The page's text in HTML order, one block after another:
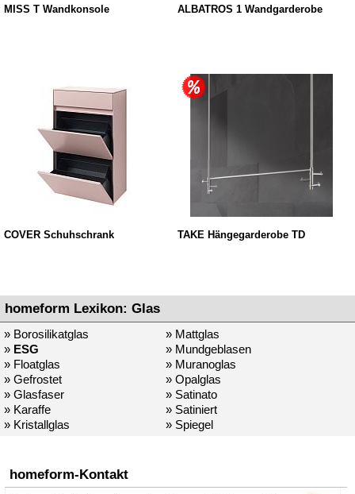
MISS T Wandkonsole ALBATROS 1 Wandgarderobe
COVER Schuhschrank TAKE Hängegarderobe TD
homeform Lexikon: Glas
» Borosilikatglas
» ESG
» Floatglas
» Gefrostet
» Glasfaser
» Karaffe
» Kristallglas
» Mattglas
» Mundgeblasen
» Muranoglas
» Opalglas
» Satinato
» Satiniert
» Spiegel
homeform-Kontakt